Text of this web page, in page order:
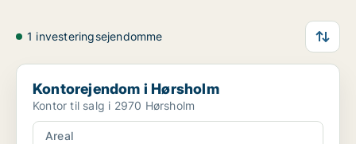
1 investeringsejendomme
Kontorejendom i Hørsholm
Kontorejendom i Hørsholm
Kontor til salg i 2970 Hørsholm
Areal